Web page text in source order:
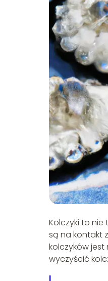
Kolczyki to
są na kontakt
kolczyków jest
wyczyścić